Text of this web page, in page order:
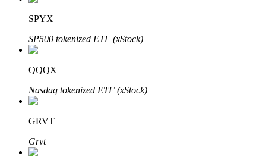
SPYX
SP500 tokenized ETF (xStock)
QQQX
Nasdaq tokenized ETF (xStock)
GRVT
Grvt